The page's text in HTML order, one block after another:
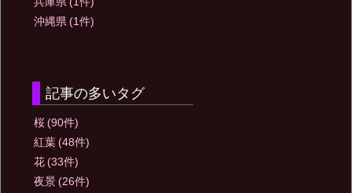
沖縄県 (1件)
記事の多いタグ
桜 (90件)
紅葉 (48件)
花 (33件)
夜景 (26件)